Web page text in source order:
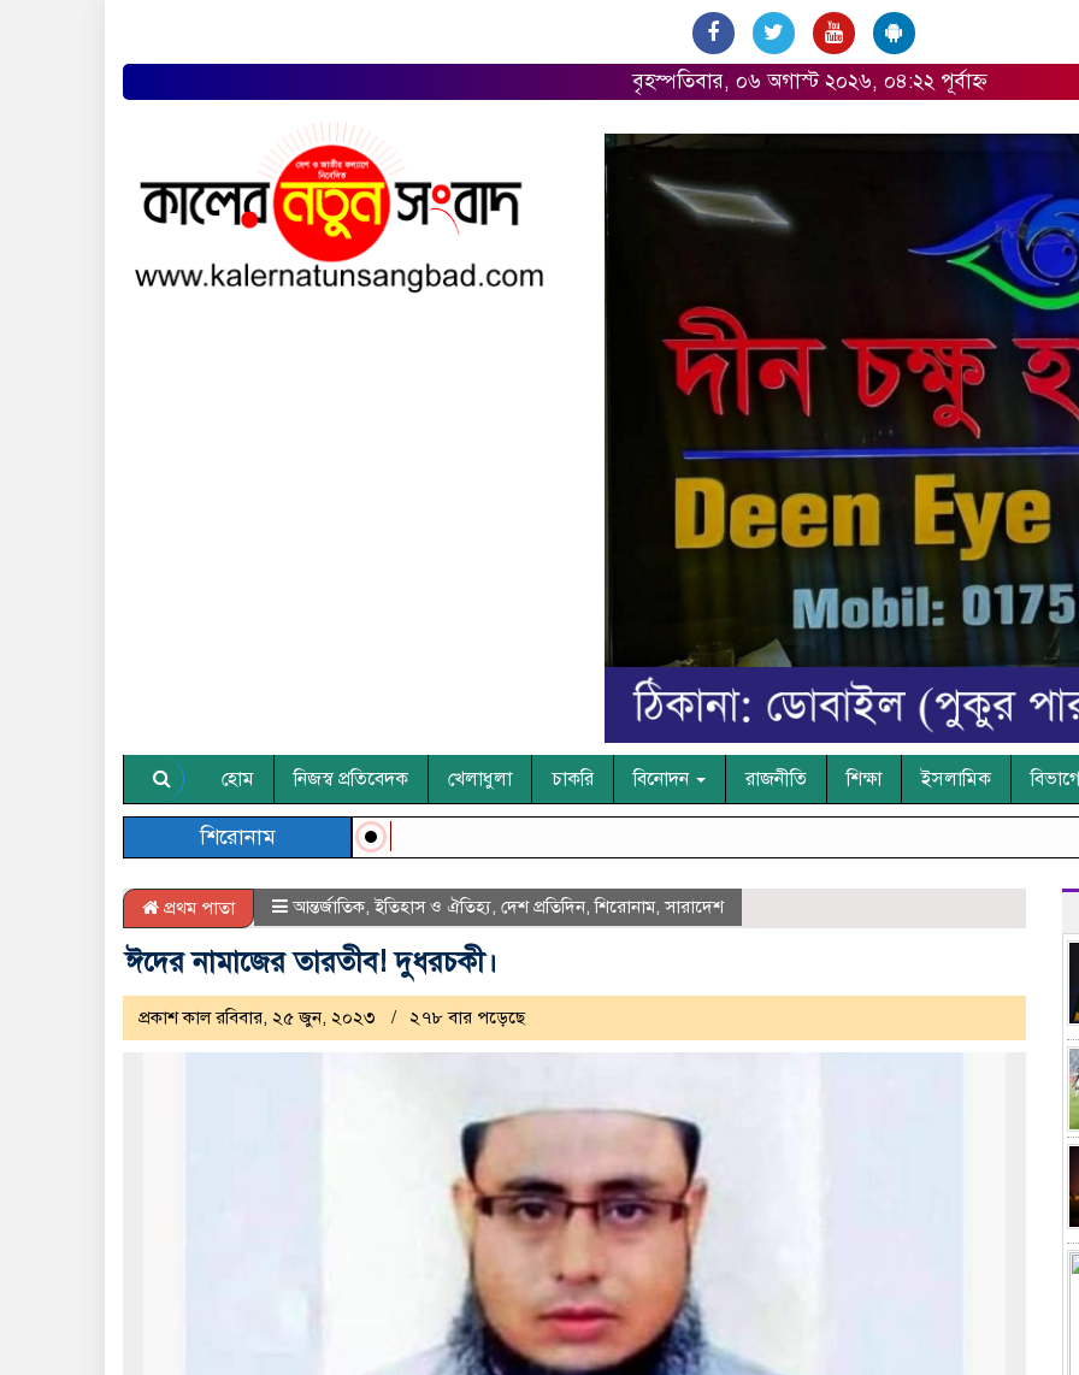
বৃহস্পতিবার, ০৬ অগাস্ট ২০২৬, ০৪:২২ পূর্বাহ্ন
হোম নিজস্ব প্রতিবেদক খেলাধুলা চাকরি বিনোদন রাজনীতি শিক্ষা ইসলামিক
শিরোনাম
প্রথম পাতা আন্তর্জাতিক,ইতিহাস ও ঐতিহ্য, দেশ প্রতিদিন,শিরোনাম,সারাদেশ
ঈদের নামাজের তারতীব! দুধরচকী।
প্রকাশ কাল রবিবার, ২৫ জুন, ২০২৩ ২৭৮ বার পড়েছে